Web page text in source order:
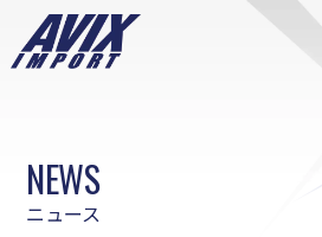
ニュース
NEWS